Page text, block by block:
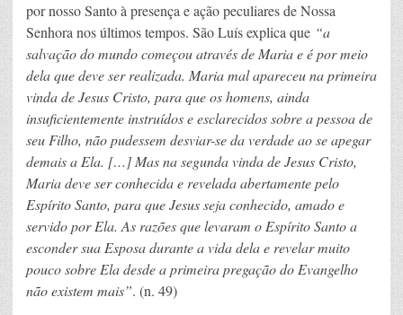
por nosso Santo à presença e ação peculiares de Nossa
Senhora nos últimos tempos. São Luís explica que “a
salvação do mundo começou através de Maria e é por meio
dela que deve ser realizada. Maria mal apareceu na primeira
vinda de Jesus Cristo, para que os homens, ainda
insuficientemente instruídos e esclarecidos sobre a pessoa de
seu Filho, não pudessem desviar-se da verdade ao se apegar
demais a Ela. […] Mas na segunda vinda de Jesus Cristo,
Maria deve ser conhecida e revelada abertamente pelo
Espírito Santo, para que Jesus seja conhecido, amado e
servido por Ela. As razões que levaram o Espírito Santo a
esconder sua Esposa durante a vida dela e revelar muito
pouco sobre Ela desde a primeira pregação do Evangelho
não existem mais”. (n. 49)